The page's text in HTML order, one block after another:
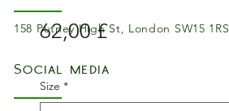
62,00 £Τιμή
Size *
158 Putney High St, London SW15 1RS
Social media